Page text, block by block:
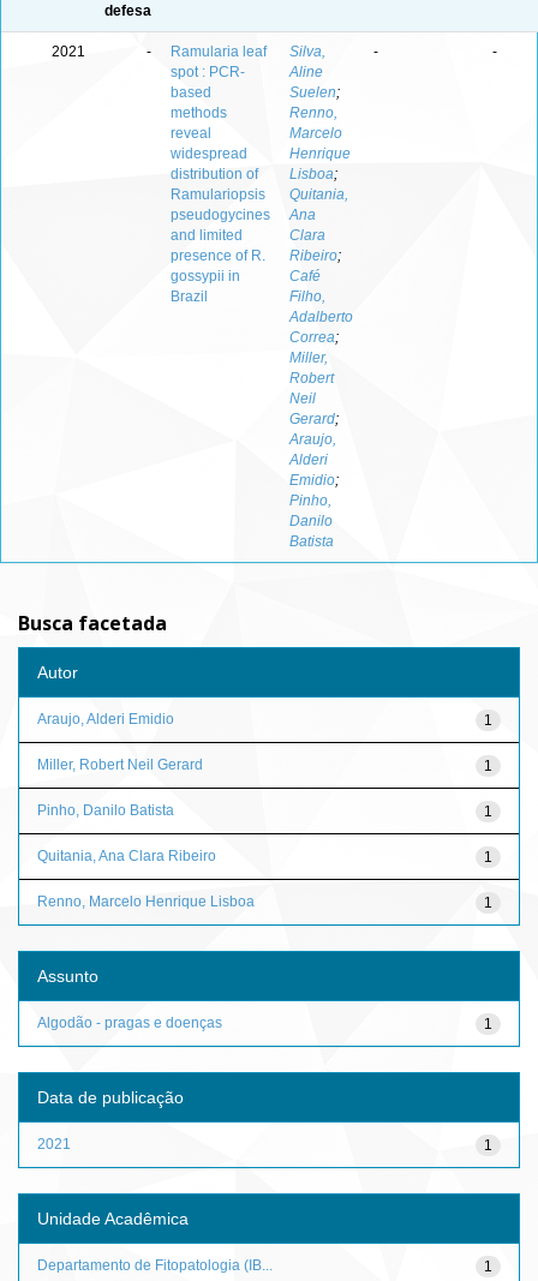
defesa
2021 -
Ramularia leaf
spot : PCR-
based
methods
reveal
widespread
distribution of
Ramulariopsis
pseudogycines
and limited
presence of R.
gossypii in
Brazil
Silva,
Aline
Suelen;
Renno,
Marcelo
Henrique
Lisboa;
Quitania,
Ana
Clara
Ribeiro;
Café
Filho,
Adalberto
Correa;
Miller,
Robert
Neil
Gerard;
Araujo,
Alderi
Emidio;
Pinho,
Danilo
Batista
- -
Busca facetada
Autor
1
Araujo, Alderi Emidio
1
Miller, Robert Neil Gerard
1
Pinho, Danilo Batista
1
Quitania, Ana Clara Ribeiro
1
Renno, Marcelo Henrique Lisboa
Assunto
1
Algodão - pragas e doenças
Data de publicação
1
2021
Unidade Acadêmica
1
Departamento de Fitopatologia (IB...